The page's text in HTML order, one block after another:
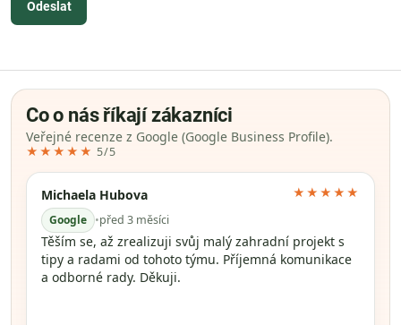
Odeslat
Co o nás říkají zákazníci
Veřejné recenze z Google (Google Business Profile).
★★★★★ 5/5
Michaela Hubova
Google •před 3 měsíci
★★★★★
Těším se, až zrealizuji svůj malý zahradní projekt s
tipy a radami od tohoto týmu. Příjemná komunikace
a odborné rady. Děkuji.